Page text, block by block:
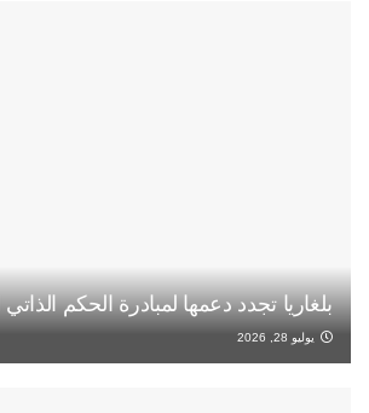
بلغاريا تجدد دعمها لمبادرة الحكم الذاتي
يوليو 28, 2026